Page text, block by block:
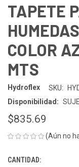
TAPETE
COLOR
MTS
Hydroflex SKU:
Disponibilidad:
$835.69
(Aún no
EXISTENCIAS
CANTIDAD: